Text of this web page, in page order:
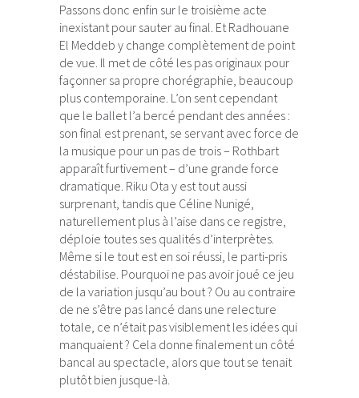
Passons donc enfin sur le troisième acte
inexistant pour sauter au final. Et Radhouane
El Meddeb y change complètement de point
de vue. Il met de côté les pas originaux pour
façonner sa propre chorégraphie, beaucoup
plus contemporaine. L’on sent cependant
que le ballet l’a bercé pendant des années :
son final est prenant, se servant avec force de
la musique pour un pas de trois – Rothbart
apparaît furtivement – d’une grande force
dramatique. Riku Ota y est tout aussi
surprenant, tandis que Céline Nunigé,
naturellement plus à l’aise dans ce registre,
déploie toutes ses qualités d’interprètes.
Même si le tout est en soi réussi, le parti-pris
déstabilise. Pourquoi ne pas avoir joué ce jeu
de la variation jusqu’au bout ? Ou au contraire
de ne s’être pas lancé dans une relecture
totale, ce n’était pas visiblement les idées qui
manquaient ? Cela donne finalement un côté
bancal au spectacle, alors que tout se tenait
plutôt bien jusque-là.